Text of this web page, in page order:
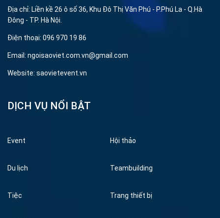
Địa chỉ: Liền kề 26 ô số 36, Khu Đô Thị Văn Phú - P.Phú La - Q.Hà
Đông - TP. Hà Nội.
Điện thoại: 096 970 19 86
Email: ngoisaoviet.com.vn@gmail.com
Website: saovietevent.vn
DỊCH VỤ NỔI BẬT
Event Hội thảo
Du lịch Teambuilding
Tiệc Trang thiết bị